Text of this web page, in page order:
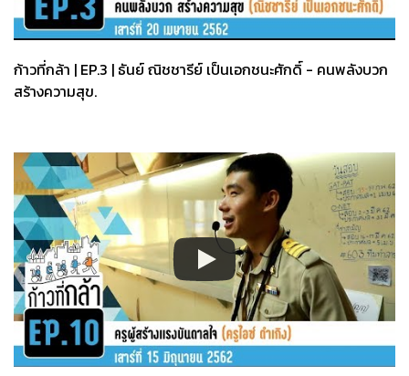
ก้าวที่กล้า | EP.3 | ธันย์ ณิชชารีย์ เป็นเอกชนะศักดิ์ - คนพลังบวก
สร้างความสุข.